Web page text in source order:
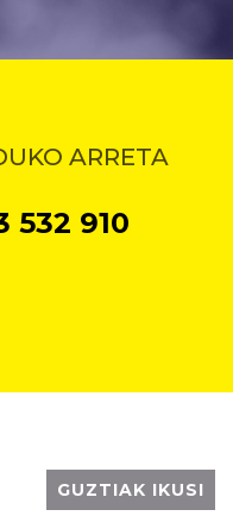
ARRETA
532 910
GUZTIAK IKUSI